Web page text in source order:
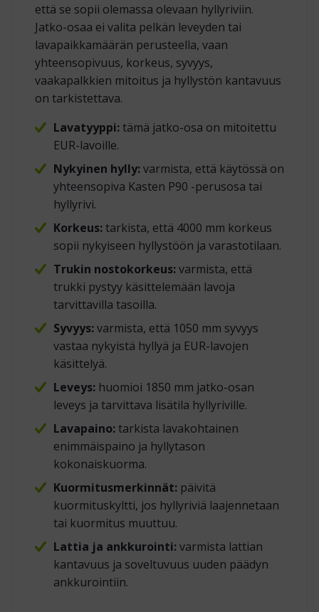
että se sopii olemassa olevaan hyllyriviin.
Jatko-osaa ei valita pelkän leveyden tai
lavapaikkamäärän perusteella, vaan
yhteensopivuus, korkeus, syvyys,
vaakapalkkien mitoitus ja hyllystön kantavuus
on tarkistettava.
Lavatyyppi:tämä jatko-osa on mitoitettu
EUR-lavoille.
Nykyinen hylly:varmista, että käytössä on
yhteensopiva Kasten P90 -perusosa tai
hyllyrivi.
Korkeus:tarkista, että 4000 mm korkeus
sopii nykyiseen hyllystöön ja varastotilaan.
Trukin nostokorkeus:varmista, että
trukki pystyy käsittelemään lavoja
tarvittavilla tasoilla.
Syvyys:varmista, että 1050 mm syvyys
vastaa nykyistä hyllyä ja EUR-lavojen
käsittelyä.
Leveys:huomioi 1850 mm jatko-osan
leveys ja tarvittava lisätila hyllyriville.
Lavapaino:tarkista lavakohtainen
enimmäispaino ja hyllytason
kokonaiskuorma.
Kuormitusmerkinnät:päivitä
kuormituskyltti, jos hyllyriviä laajennetaan
tai kuormitus muuttuu.
Lattia ja ankkurointi:varmista lattian
kantavuus ja soveltuvuus uuden päädyn
ankkurointiin.